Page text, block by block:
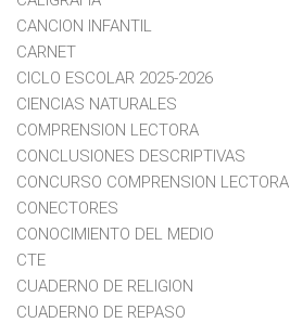
CANCION INFANTIL
CARNET
CICLO ESCOLAR 2025-2026
CIENCIAS NATURALES
COMPRENSION LECTORA
CONCLUSIONES DESCRIPTIVAS
CONCURSO COMPRENSION LECTORA
CONECTORES
CONOCIMIENTO DEL MEDIO
CTE
CUADERNO DE RELIGION
CUADERNO DE REPASO